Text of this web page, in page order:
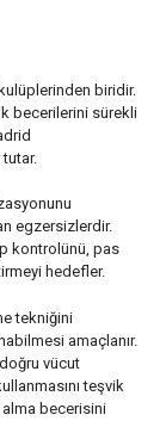
biridir.
becerilerini sürekli
egzersizlerdir.
kontrolünü, pas
hedefler.
tekniğini
amaçlanır.
vücut
teşvik
alma becerisini